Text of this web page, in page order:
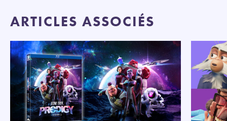
ARTICLES ASSOCIÉS